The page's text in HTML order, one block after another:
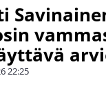
22:25